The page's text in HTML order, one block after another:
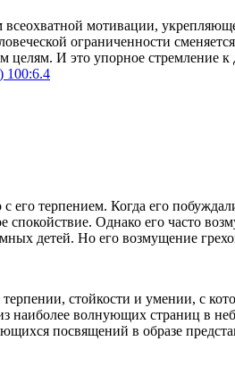
всеохватной мотивации,
ограниченности
И это упорное стремление
100:6.4
с его терпением. Когда его
спокойствие. Однако его часто
детей. Но его возмущение
стойкости и умении, с
наиболее волнующих страниц в
посвящений в образе